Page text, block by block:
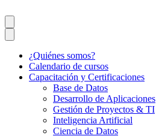
¿Quiénes somos?
Calendario de cursos
Capacitación y Certificaciones
Base de Datos
Desarrollo de Aplicaciones
Gestión de Proyectos & TI
Inteligencia Artificial
Ciencia de Datos